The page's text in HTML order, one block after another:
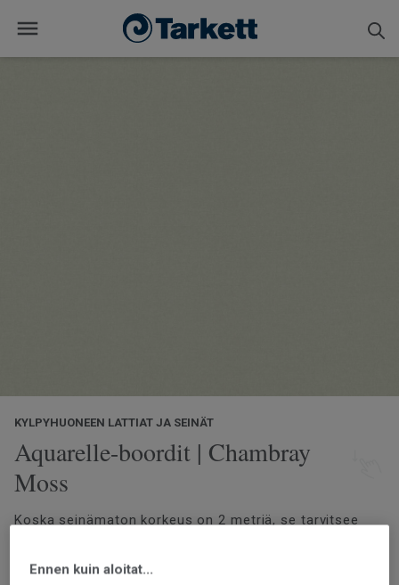
KYLPYHUONEEN LATTIAT JA SEINÄT
Aquarelle-boordit | Chambray
Moss
Koska seinämaton korkeus on 2 metriä, se tarvitsee
samanvärisinä tai -kuosisina kuin valittu
Ennen kuin aloitat...